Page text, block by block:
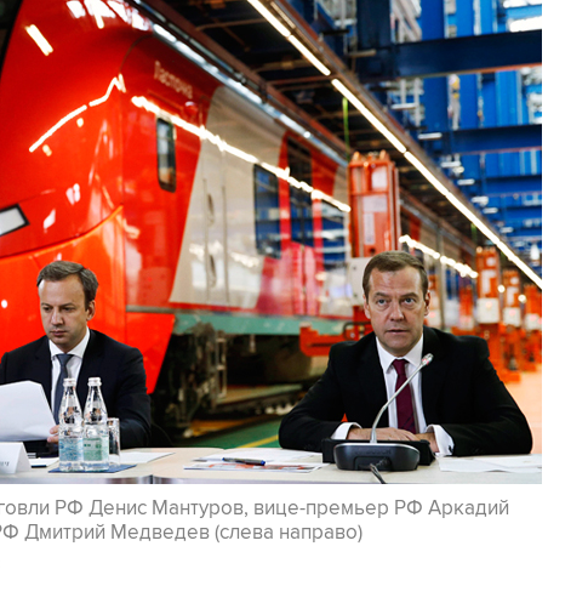
РФ Денис Мантуров, вице-премьер РФ Аркадий
Дмитрий Медведев (слева направо)